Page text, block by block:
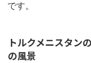
です。
トルクメニスタン
の風景